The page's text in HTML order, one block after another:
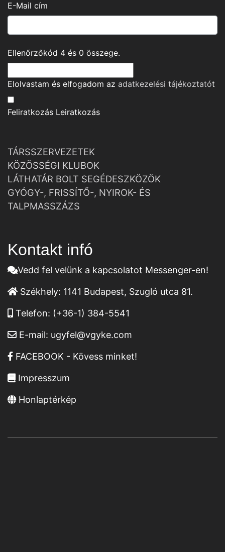
E-Mail cím
Ellenőrzőkód 4 és 0 összege.
Elolvastam és elfogadom az adatkezelési tájékoztatót
Feliratkozás Leiratkozás
TÁRSSZERVEZETEK
KÖZÖSSÉGI KLUBOK
LÁTHATÁR BOLT SEGÉDESZKÖZÖK
GYÓGY-, FRISSÍTŐ-, NYIROK- ÉS
TALPMASSZÁZS
Kontakt infó
Vedd fel velünk a kapcsolatot Messenger-en!
Székhely: 1141 Budapest, Szugló utca 81.
Telefon: (+36-1) 384-5541
E-mail: ugyfel@vgyke.com
FACEBOOK - Kövess minket!
Impresszum
Honlaptérkép